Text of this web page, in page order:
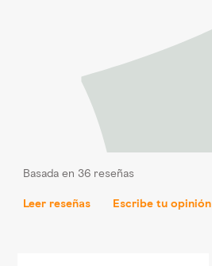
Basada en 36 reseñas
Leer reseñas Escribe tu opinión